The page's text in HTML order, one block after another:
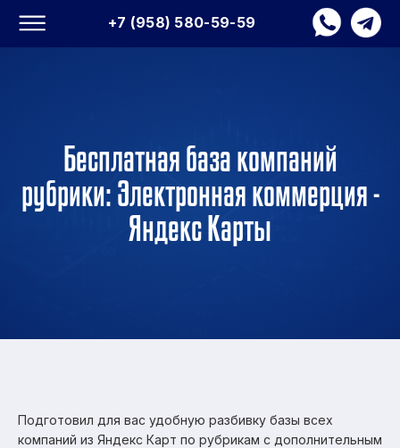
+7 (958) 580-59-59
Бесплатная база компаний
рубрики: Электронная коммерция -
Яндекс Карты
Подготовил для вас удобную разбивку базы всех
компаний из Яндекс Карт по рубрикам с дополнительным